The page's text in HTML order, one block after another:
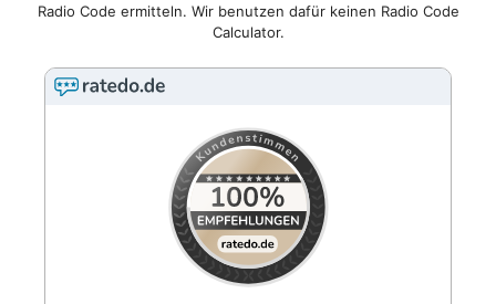
Radio Code ermitteln. Wir benutzen dafür keinen Radio Code
Calculator.